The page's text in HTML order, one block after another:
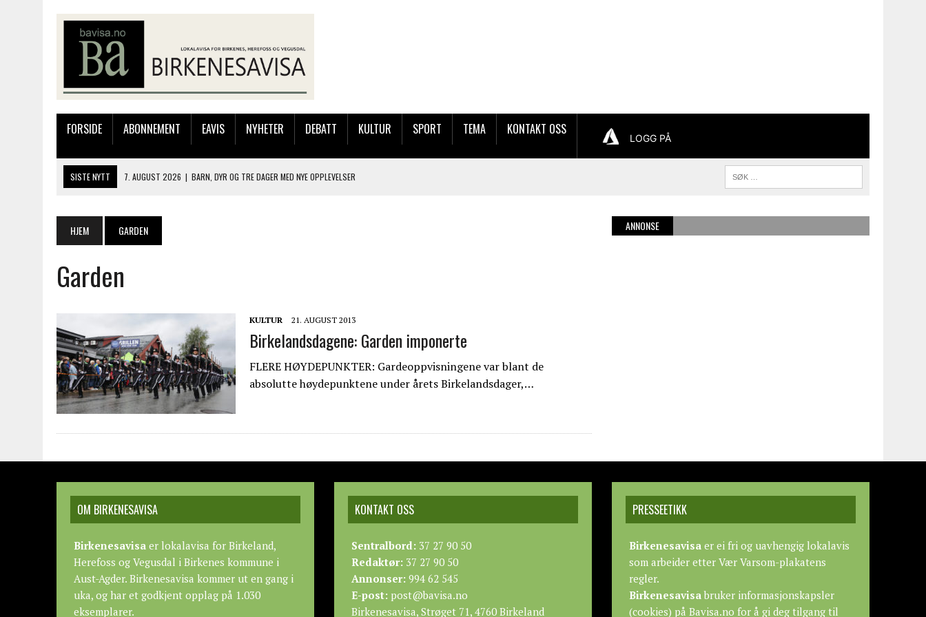
FORSIDE ABONNEMENT EAVIS NYHETER DEBATT KULTUR SPORT TEMA KONTAKT OSS
LOGG PÅ
SISTE NYTT 7. AUGUST 2026 | BARN, DYR OG TRE DAGER MED NYE OPPLEVELSER
6. AUGUST 2026 | BYGGING AV FLATBUNNINGER PÅ MUSEET
7. AUGUST 2026
HJEM GARDEN
Garden
KULTUR 21. AUGUST 2013
Birkelandsdagene: Garden imponerte
FLERE HØYDEPUNKTER: Gardeoppvisningene var blant de
absolutte høydepunktene under årets Birkelandsdager,…
ANNONSE
OM BIRKENESAVISA
Birkenesavisa er lokalavisa for Birkeland,
Herefoss og Vegusdal i Birkenes kommune i
Aust-Agder. Birkenesavisa kommer ut en gang i
uka, og har et godkjent opplag på 1.030
eksemplarer.
KONTAKT OSS
Sentralbord: 37 27 90 50
Redaktør: 37 27 90 50
Annonser: 994 62 545
E-post: post@bavisa.no
Birkenesavisa, Strøget 71, 4760 Birkeland
PRESSEETIKK
Birkenesavisa er ei fri og uavhengig lokalavis
som arbeider etterVær Varsom-plakatens
regler.
Birkenesavisabruker informasjonskapsler
(cookies) på Bavisa.no for å gi deg tilgang til